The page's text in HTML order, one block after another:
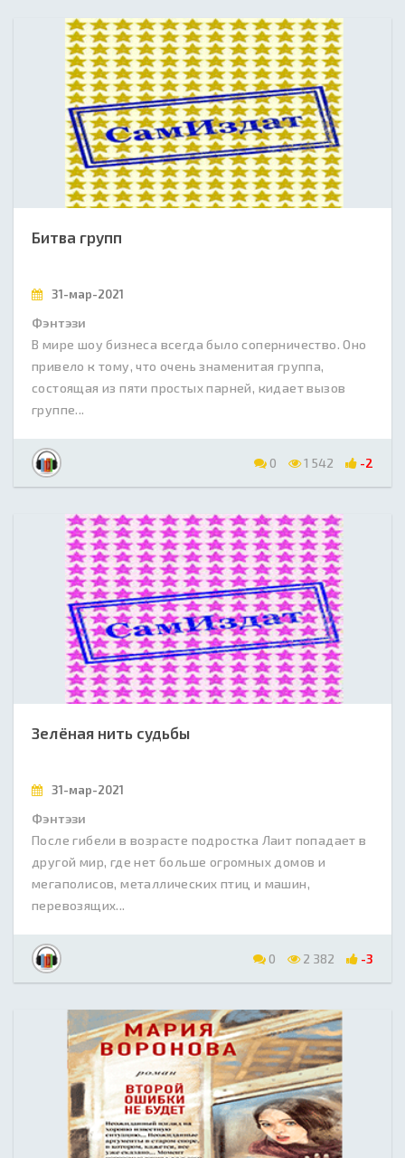
Битва групп
31-мар-2021
Фэнтэзи
В мире шоу бизнеса всегда было соперничество. Оно
привело к тому, что очень знаменитая группа,
состоящая из пяти простых парней, кидает вызов
группе...
0 1 542 -2
Зелёная нить судьбы
31-мар-2021
Фэнтэзи
После гибели в возрасте подростка Лаит попадает в
другой мир, где нет больше огромных домов и
мегаполисов, металлических птиц и машин,
перевозящих...
0 2 382 -3